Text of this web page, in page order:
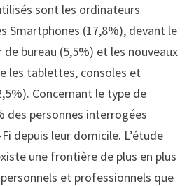
sont les ordinateurs
Smartphones (17,8%), devant le
bureau (5,5%) et les nouveaux
les tablettes, consoles et
Concernant le type de
des personnes interrogées
depuis leur domicile. L’étude
une frontière de plus en plus
et professionnels que